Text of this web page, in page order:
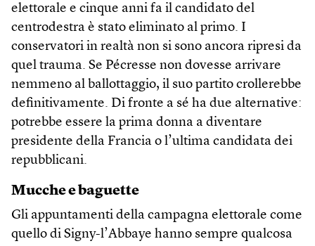
elettorale e cinque anni fa il candidato del
centrodestra è stato eliminato al primo. I
conservatori in realtà non si sono ancora ripresi da
quel trauma. Se Pécresse non dovesse arrivare
nemmeno al ballottaggio, il suo partito crollerebbe
definitivamente. Di fronte a sé ha due alternative:
potrebbe essere la prima donna a diventare
presidente della Francia o l’ultima candidata dei
repubblicani.
Mucche e baguette
Gli appuntamenti della campagna elettorale come
quello di Signy-l’Abbaye hanno sempre qualcosa